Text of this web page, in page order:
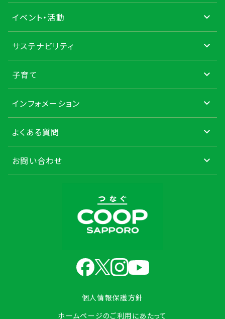
個人情報保護方針
ホームページのご利用にあたって
イベント・活動
サステナビリティ
子育て
インフォメーション
よくある質問
お問い合わせ